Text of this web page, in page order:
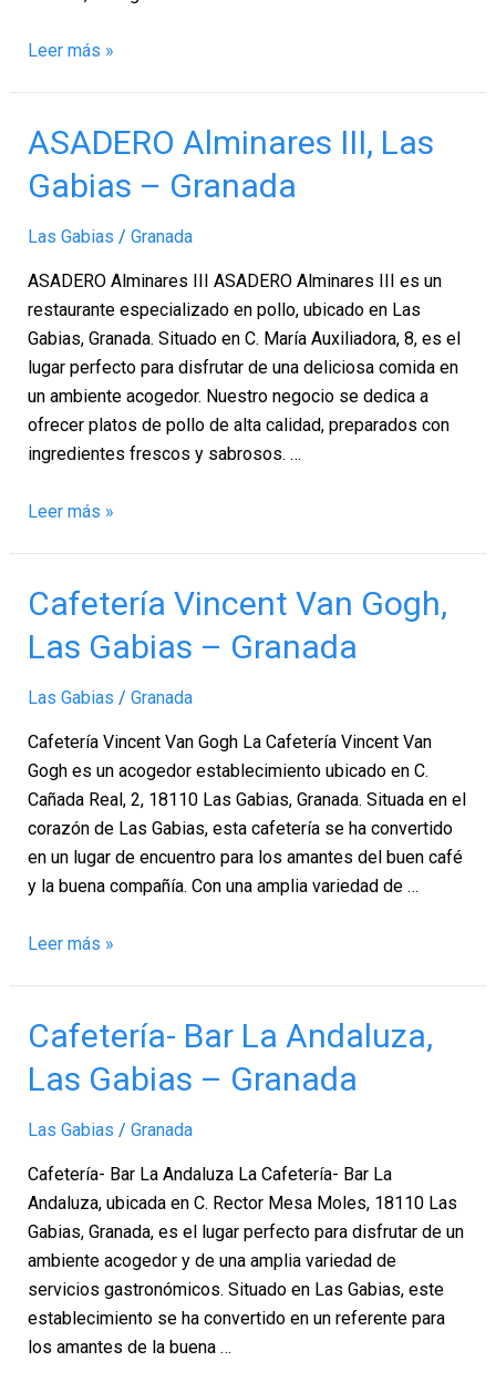
Leer más »
ASADERO Alminares III, Las
Gabias – Granada
Las Gabias / Granada
ASADERO Alminares III ASADERO Alminares III es un
restaurante especializado en pollo, ubicado en Las
Gabias, Granada. Situado en C. María Auxiliadora, 8, es el
lugar perfecto para disfrutar de una deliciosa comida en
un ambiente acogedor. Nuestro negocio se dedica a
ofrecer platos de pollo de alta calidad, preparados con
ingredientes frescos y sabrosos. …
ASADERO
III,
Gabias
–
Granada
Leer más »
Cafetería Vincent Van Gogh,
Las Gabias – Granada
Las Gabias / Granada
Cafetería Vincent Van Gogh La Cafetería Vincent Van
Gogh es un acogedor establecimiento ubicado en C.
Cañada Real, 2, 18110 Las Gabias, Granada. Situada en el
corazón de Las Gabias, esta cafetería se ha convertido
en un lugar de encuentro para los amantes del buen café
y la buena compañía. Con una amplia variedad de …
Cafetería
Vincent
Van
Las
Gabias
–
Granada
Leer más »
Cafetería- Bar La Andaluza,
Las Gabias – Granada
Las Gabias / Granada
Cafetería- Bar La Andaluza La Cafetería- Bar La
Andaluza, ubicada en C. Rector Mesa Moles, 18110 Las
Gabias, Granada, es el lugar perfecto para disfrutar de un
ambiente acogedor y de una amplia variedad de
servicios gastronómicos. Situado en Las Gabias, este
establecimiento se ha convertido en un referente para
los amantes de la buena …
Cafetería-
Bar
La
Las
Gabias
–
Granada